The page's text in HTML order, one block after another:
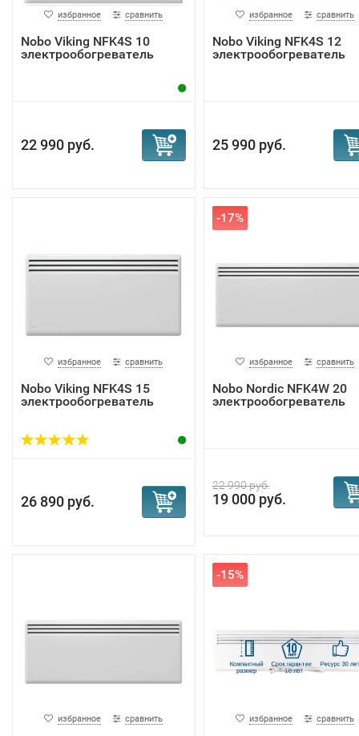
избранное сравнить
Nobo Viking NFK4S 10
электрообогреватель
22 990 руб.
избранное сравнить
Nobo Viking NFK4S 12
электрообогреватель
25 990 руб.
избранное сравнить
Nobo Viking NFK4S 15
электрообогреватель
26 890 руб.
-17%
избранное сравнить
Nobo Nordic NFK4W 20
электрообогреватель
22 990 руб.
19 000 руб.
избранное сравнить
-15%
избранное сравнить